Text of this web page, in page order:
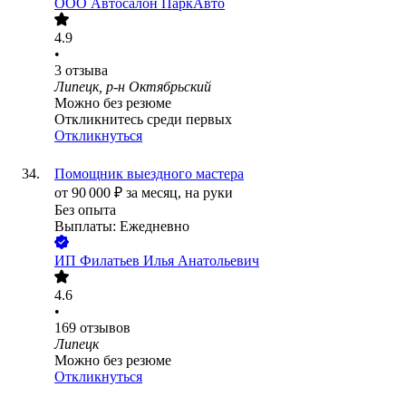
ООО Автосалон ПаркАвто
4.9
•
3 отзыва
Липецк, р-н Октябрьский
Можно без резюме
Откликнитесь среди первых
Откликнуться
Помощник выездного мастера
от 90 000 ₽ за месяц, на руки
Без опыта
Выплаты: Ежедневно
ИП Филатьев Илья Анатольевич
4.6
•
169 отзывов
Липецк
Можно без резюме
Откликнуться